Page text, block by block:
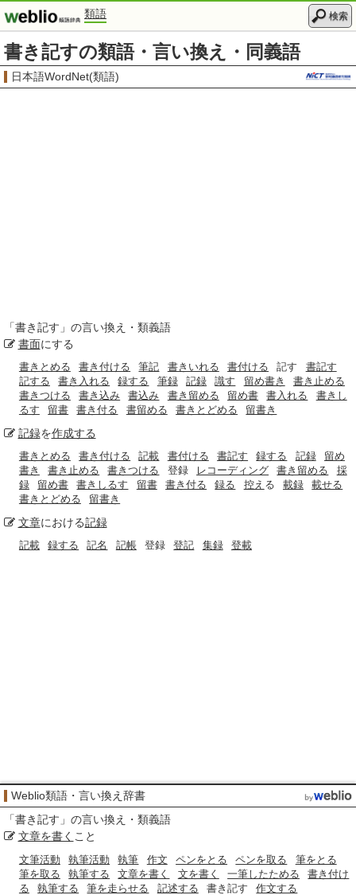
類語 検索
書き記すの類語・言い換え・同義語
日本語WordNet(類語)
「書き記す 」の言い換え・類義語
書面にする
書きとめる 書き付ける 筆記 書きいれる 書付ける 記す
書記す
記する
書き入れる 録する 筆録 記録 識す 留め書き
書き止める
書きつける
書き込み 書込み 書き留める 留め書 書入れる
書きし
るす
留書 書き付る 書留める 書きとどめる 留書き
記録を作成する
書きとめる 書き付ける 記載 書付ける 書記す 録する 記録
留め
書き
書き止める 書きつける 登録 レコーディング 書き留める
採
録
留め書 書きしるす 留書 書き付る 録る 控え る 載録
載せる
書きとどめる
留書き
文章における記録
記載 録する 記名 記帳 登録 登記 集録 登載
Weblio類語・言い換え辞書
「書き記す 」の言い換え・類義語
文章を書く こと
文筆活動 執筆活動 執筆 作文 ペンをとる ペンを取る
筆をとる
筆を取る
執筆する 文章を書く 文を書く 一筆したためる
書き付け
る
執筆する 筆を走らせる 記述する 書き記す 作文する